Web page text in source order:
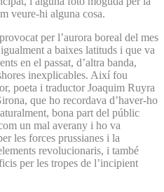
veure-hi alguna cosa.
per l’aurora boreal del mes
a baixes latituds i que va
en el passat, d’altra banda,
inexplicables. Així fou
poeta i traductor Joaquim Ruyra
que ho recordava d’haver-ho
bona part del públic
un mal averany i ho va
les forces prussianes i la
revolucionaris, i també
per les tropes de l’incipient